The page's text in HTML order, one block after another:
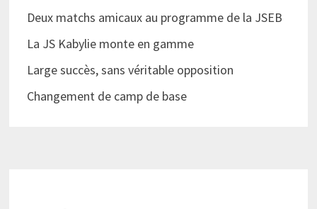
Deux matchs amicaux au programme de la JSEB
La JS Kabylie monte en gamme
Large succès, sans véritable opposition
Changement de camp de base